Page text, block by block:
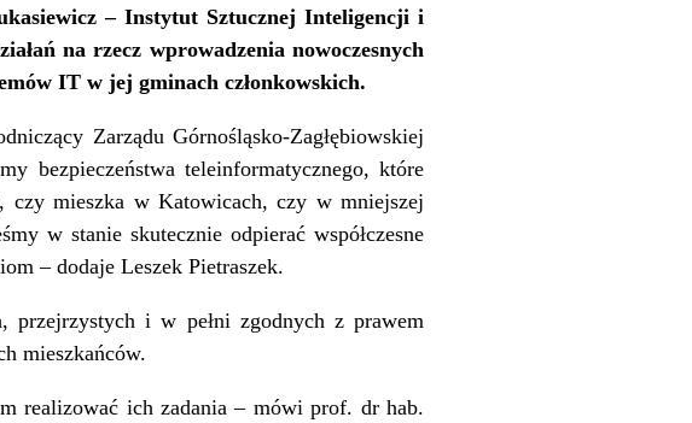
– Instytut Sztucznej Inteligencji i
na rzecz wprowadzenia nowoczesnych
IT w jej gminach członkowskich.
Zarządu Górnośląsko-Zagłębiowskiej
bezpieczeństwa teleinformatycznego, które
czy mieszka w Katowicach, czy w mniejszej
w stanie skutecznie odpierać współczesne
– dodaje Leszek Pietraszek.
przejrzystych i w pełni zgodnych z prawem
mieszkańców.
realizować ich zadania – mówi prof. dr hab.